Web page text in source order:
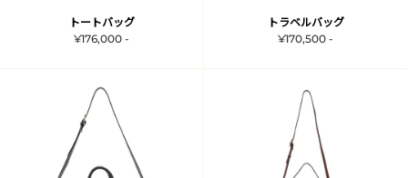
トートバッグ
¥176,000 -
トラベルバッグ
¥170,500 -